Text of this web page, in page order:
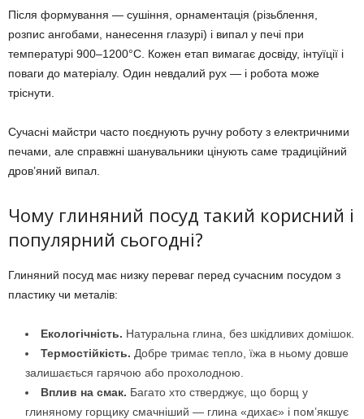
Після формування — сушіння, орнаментація (різьблення,
розпис ангобами, нанесення глазурі) і випал у печі при
температурі 900–1200°C. Кожен етап вимагає досвіду, інтуїції і
поваги до матеріалу. Один невдалий рух — і робота може
тріснути.
Сучасні майстри часто поєднують ручну роботу з електричними
печами, але справжні шанувальники цінують саме традиційний
дров’яний випал.
Чому глиняний посуд такий корисний і
популярний сьогодні?
Глиняний посуд має низку переваг перед сучасним посудом з
пластику чи металів:
Екологічність. Натуральна глина, без шкідливих домішок.
Термостійкість. Добре тримає тепло, їжа в ньому довше
залишається гарячою або прохолодною.
Вплив на смак. Багато хто стверджує, що борщ у
глиняному горщику смачніший — глина «дихає» і пом’якшує